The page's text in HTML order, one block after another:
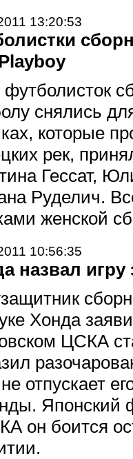
13:20:53
футболисток
снялись
которые
рек,
Гессат,
Руделич.
женской
10:56:35
назвал
Хонда
ЦСКА
отпускает
Японский
он боится